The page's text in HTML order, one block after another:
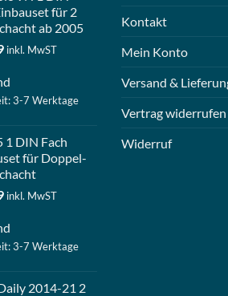
für 2
ab 2005
inkl. MwST
3-7 Werktage
1 DIN Fach
für Doppel-
inkl. MwST
3-7 Werktage
2014-21 2
Kontakt
Mein Konto
Versand &
Vertrag widerrufen
Widerruf